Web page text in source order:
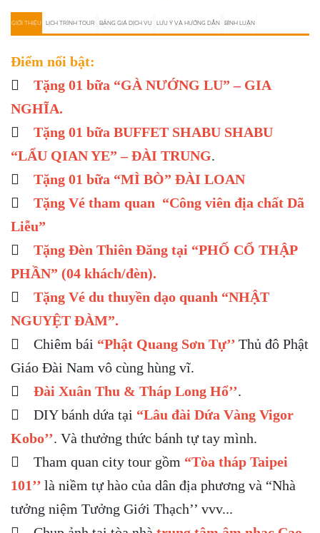
GIỚI THIỆU LỊCH TRÌNH TOUR BẢNG GIÁ DỊCH VỤ LƯU Ý VÀ HƯỚNG DẪN BÌNH LUẬN
Điểm nổi bật:
 Tặng 01 bữa “GÀ NƯỚNG LU” – GIA
NGHĨA.
 Tặng 01 bữa BUFFET SHABU SHABU
“LẨU QIAN YE” – ĐÀI TRUNG.
 Tặng 01 bữa “MÌ BÒ” ĐÀI LOAN

Tặng Vé tham quan “Công viên địa chất Dã
Liễu”

Tặng Đèn Thiên Đăng tại “PHỐ CỔ THẬP
PHẦN” (04 khách/đèn).
 Tặng Vé du thuyền dạo quanh “NHẬT
NGUYỆT ĐÀM”.
 Chiêm bái “Phật Quang Sơn Tự’’ Thủ đô Phật
Giáo Đài Nam vô cùng hùng vĩ.
 Đài Xuân Thu & Tháp Long Hổ’’.
 DIY bánh dứa tại “Lâu đài Dứa Vàng Vigor
Kobo’’. Và thưởng thức bánh tự tay mình.
 Tham quan city tour gồm “Tòa tháp Taipei
101’’ là niềm tự hào của dân địa phương và “Nhà
tưởng niệm Tưởng Giới Thạch’’ vvv...